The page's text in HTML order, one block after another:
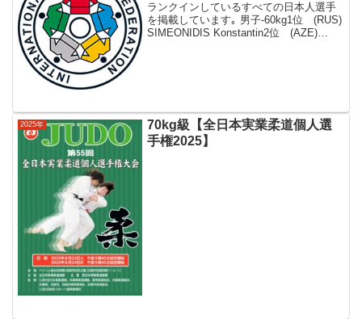
ランクインしているすべての日本人選手
を掲載しています｡ 男子-60kg1位 (RUS)
SIMEONIDIS Konstantin2位 (AZE)
2025年
70kg級【全日本実業柔道個人選
手権2025】